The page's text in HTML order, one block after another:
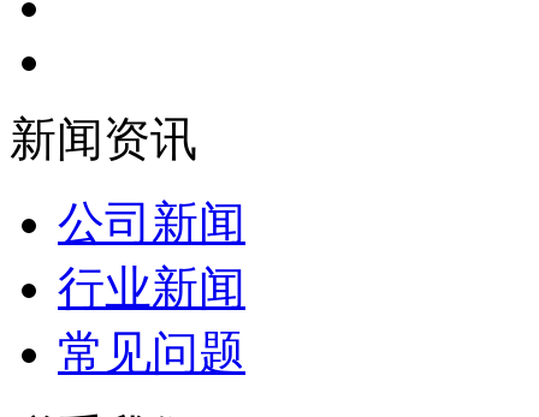
新闻资讯
公司新闻
行业新闻
常见问题